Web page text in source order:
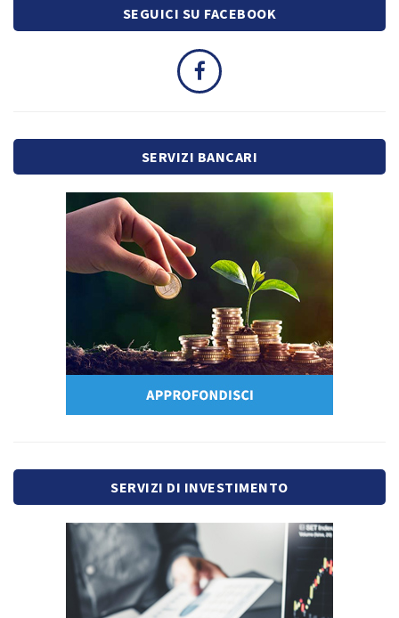
SEGUICI SU FACEBOOK
SERVIZI BANCARI
SERVIZI DI INVESTIMENTO